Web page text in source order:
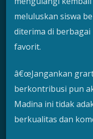
meluluskan siswa
diterima di
favorit.
â€œJangankan
berkontribusi pun
Madina ini tidak
berkualitas dan